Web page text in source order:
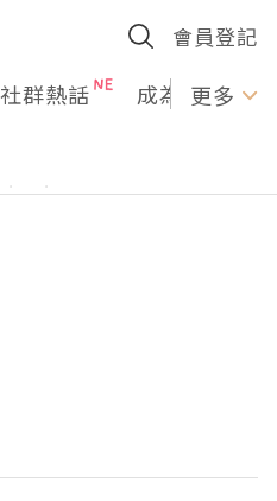
會員登記
社群熱話 成為U更多